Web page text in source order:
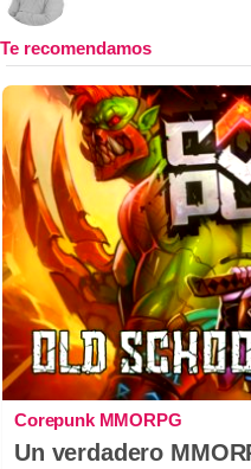
Corepunk MMORPG
Un verdadero